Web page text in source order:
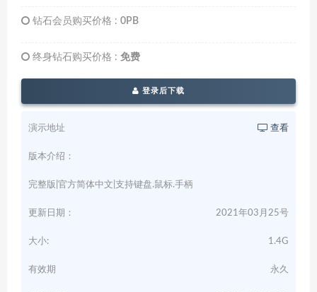
钻石会员购买价格 : 0PB
终身钻石购买价格 : 免费
登录后下载
演示地址 查看
版本介绍：
完整版|官方简体中文|支持键盘.鼠标.手柄
更新日期： 2021年03月25号
大小: 1.4G
有效期 永久